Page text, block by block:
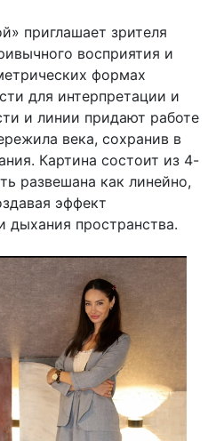
приглашает зрителя
восприятия и
формах
для интерпретации и
и линии придают работе
века, сохранив в
Картина состоит из 4-
развешана как линейно,
эффект
дыхания пространства.